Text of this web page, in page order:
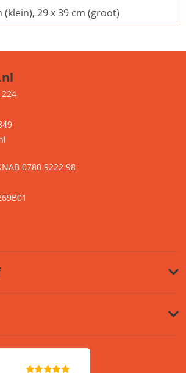
(klein), 29 x 39 cm (groot)
0780 9222 98